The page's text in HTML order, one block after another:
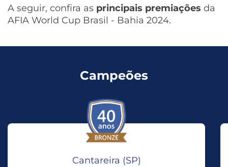
A seguir, confira as principais premiações da
AFIA World Cup Brasil - Bahia 2024.
Campeões
Cantareira (SP)